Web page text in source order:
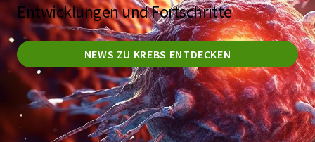
Entwicklungen und Fortschritte
NEWS ZU KREBS ENTDECKEN